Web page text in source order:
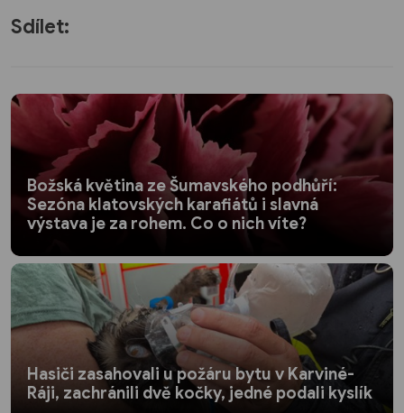
Sdílet:
Božská květina ze Šumavského podhůří:
Sezóna klatovských karafiátů i slavná
výstava je za rohem. Co o nich víte?
Hasiči zasahovali u požáru bytu v Karviné-
Ráji, zachránili dvě kočky, jedné podali kyslík